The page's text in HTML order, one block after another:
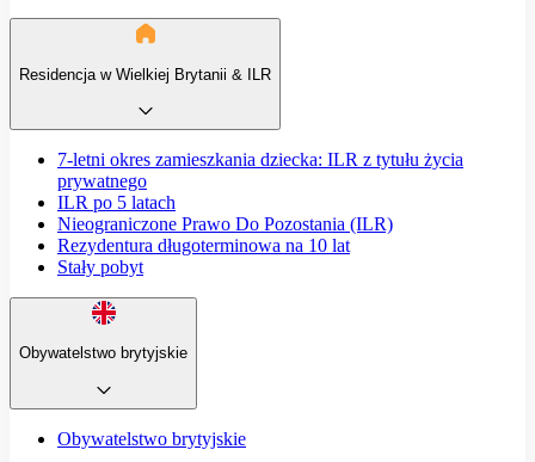
Residencja w Wielkiej Brytanii & ILR
7-letni okres zamieszkania dziecka: ILR z tytułu życia
prywatnego
ILR po 5 latach
Nieograniczone Prawo Do Pozostania (ILR)
Rezydentura długoterminowa na 10 lat
Stały pobyt
Obywatelstwo brytyjskie
Obywatelstwo brytyjskie